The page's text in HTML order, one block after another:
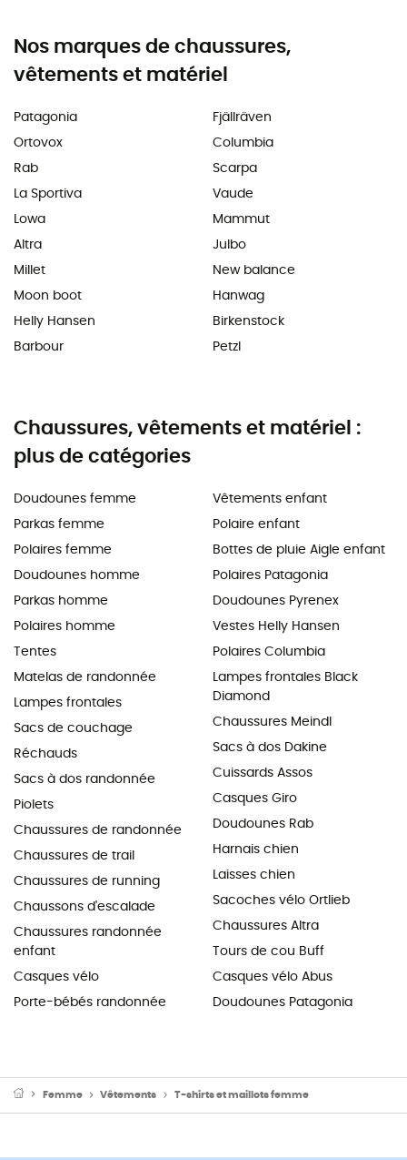
Nos marques de chaussures,
vêtements et matériel
Patagonia
Ortovox
Rab
La Sportiva
Lowa
Altra
Millet
Moon boot
Helly Hansen
Barbour
Fjällräven
Columbia
Scarpa
Vaude
Mammut
Julbo
New balance
Hanwag
Birkenstock
Petzl
Chaussures, vêtements et matériel :
plus de catégories
Doudounes femme
Parkas femme
Polaires femme
Doudounes homme
Parkas homme
Polaires homme
Tentes
Matelas de randonnée
Lampes frontales
Sacs de couchage
Réchauds
Sacs à dos randonnée
Piolets
Chaussures de randonnée
Chaussures de trail
Chaussures de running
Chaussons d'escalade
Chaussures randonnée
enfant
Casques vélo
Porte-bébés randonnée
Vêtements enfant
Polaire enfant
Bottes de pluie Aigle enfant
Polaires Patagonia
Doudounes Pyrenex
Vestes Helly Hansen
Polaires Columbia
Lampes frontales Black
Diamond
Chaussures Meindl
Sacs à dos Dakine
Cuissards Assos
Casques Giro
Doudounes Rab
Harnais chien
Laisses chien
Sacoches vélo Ortlieb
Chaussures Altra
Tours de cou Buff
Casques vélo Abus
Doudounes Patagonia
Femme Vêtements T-shirts et maillots femme